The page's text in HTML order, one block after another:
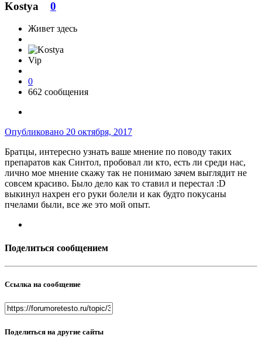
Kostya 0
Живет здесь
Vip
0
662 сообщения
Опубликовано 20 октября, 2017
Братцы, интересно узнать ваше мнение по поводу таких
препаратов как Синтол, пробовал ли кто, есть ли среди нас,
лично мое мнение скажу так не понимаю зачем выглядит не
совсем красиво. Было дело как то ставил и перестал :D
выкинул нахрен его руки болели и как будто покусаны
пчелами были, все же это мой опыт.
Поделиться сообщением
Ссылка на сообщение
Поделиться на другие сайты